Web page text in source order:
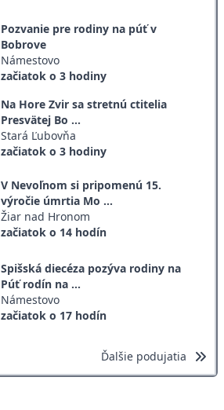
Pozvanie pre rodiny na púť v
Bobrove
Námestovo
začiatok o 3 hodiny
Na Hore Zvir sa stretnú ctitelia
Presvätej Bo ...
Stará Ľubovňa
začiatok o 3 hodiny
V Nevoľnom si pripomenú 15.
výročie úmrtia Mo ...
Žiar nad Hronom
začiatok o 14 hodín
Spišská diecéza pozýva rodiny na
Púť rodín na ...
Námestovo
začiatok o 17 hodín
Ďalšie podujatia